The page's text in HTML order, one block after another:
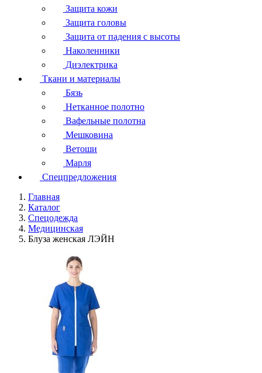
Защита кожи
Защита головы
Защита от падения с высоты
Наколенники
Диэлектрика
Ткани и материалы
Бязь
Нетканное полотно
Вафельные полотна
Мешковина
Ветоши
Марля
Спецпредложения
Главная
Каталог
Спецодежда
Медицинская
Блуза женская ЛЭЙН